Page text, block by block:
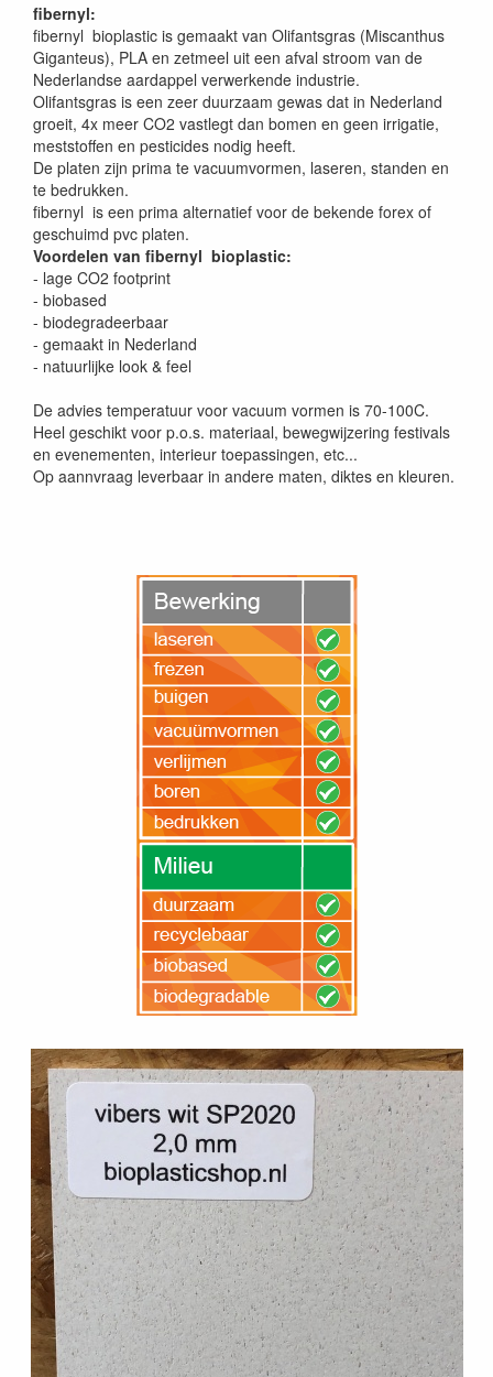
fibernyl:
fibernyl bioplastic is gemaakt van Olifantsgras (Miscanthus
Giganteus), PLA en zetmeel uit een afval stroom van de
Nederlandse aardappel verwerkende industrie.
Olifantsgras is een zeer duurzaam gewas dat in Nederland
groeit, 4x meer CO2 vastlegt dan bomen en geen irrigatie,
meststoffen en pesticides nodig heeft.
De platen zijn prima te vacuumvormen, laseren, standen en
te bedrukken.
fibernyl is een prima alternatief voor de bekende forex of
geschuimd pvc platen.
Voordelen van fibernyl bioplastic:
- lage CO2 footprint
- biobased
- biodegradeerbaar
- gemaakt in Nederland
- natuurlijke look & feel
De advies temperatuur voor vacuum vormen is 70-100C.
Heel geschikt voor p.o.s. materiaal, bewegwijzering festivals
en evenementen, interieur toepassingen, etc...
Op aannvraag leverbaar in andere maten, diktes en kleuren.